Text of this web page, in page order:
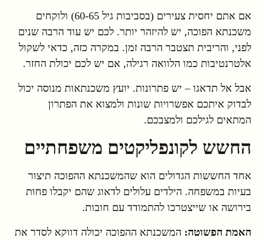
אם אתם יחסית צעירים (בסביבות גיל 60-65) ולוקחים
משכנתא הפוכה, יש להיזהר יותר. לכם יש עוד הרבה שנים
לפני, והריבית תצטבר הרבה זמן. במקרה כזה, כדאי לשקול
אלטרנטיבות כמו הלוואה רגילה, אם יש לכם יכולת החזר.
אבל אל תדאגו – יש פתרונות. יועץ משכנתאות מנוסה יכול
לבדוק איתכם אפשרויות שונות ולמצוא את הפתרון
המתאים לגילכם ולמצבכם.
החשש לקונפליקטים משפחתיים
אחד החששות הגדולים הוא שהמשכנתא ההפוכה תיצור
בעיות במשפחה. הילדים עלולים לדאוג שהם יקבלו פחות
בירושה או שייצטרכו להתמודד עם חובות.
האמת הפשוטה: המשכנתא ההפוכה יכולה דווקא לסדר את